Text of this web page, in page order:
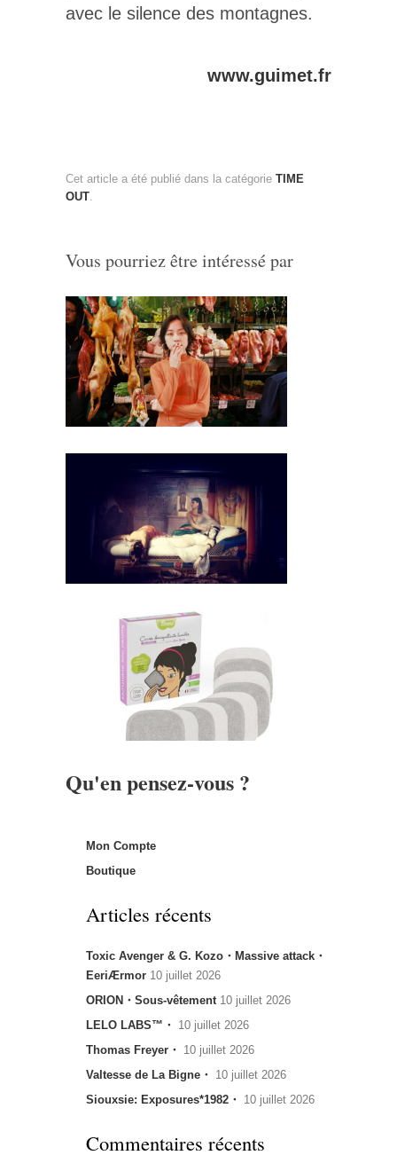
avec le silence des montagnes.
www.guimet.fr
Cet article a été publié dans la catégorie TIME
OUT.
Vous pourriez être intéressé par
Qu'en pensez-vous ?
Mon Compte
Boutique
Articles récents
Toxic Avenger & G. Kozo・Massive attack・
EeriÆrmor 10 juillet 2026
ORION・Sous-vêtement 10 juillet 2026
LELO LABS™・ 10 juillet 2026
Thomas Freyer・ 10 juillet 2026
Valtesse de La Bigne・ 10 juillet 2026
Siouxsie: Exposures*1982・ 10 juillet 2026
Commentaires récents